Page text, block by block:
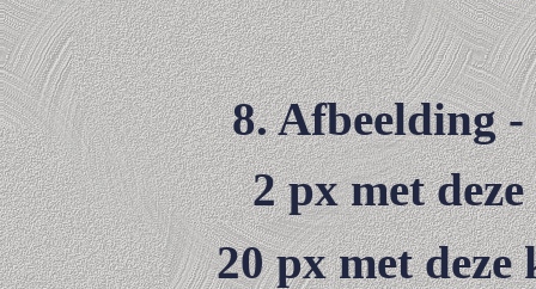
8. Afbeelding -
2 px met
20 px met